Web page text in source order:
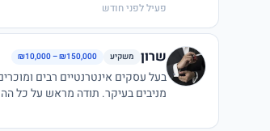
to reach me via email at:
פעיל לפני חודש
שרון משקיע ₪10,000 – ₪150,000
בעל עסקים אינטרנטיים רבים
מניבים בעיקר. תודה מראש על כל ההצעות.